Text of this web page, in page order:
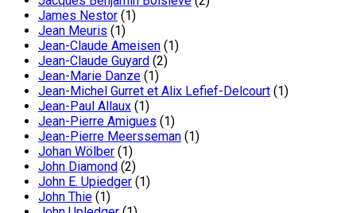
James Nestor (1)
Jean Meuris (1)
Jean-Claude Ameisen (1)
Jean-Claude Guyard (2)
Jean-Marie Danze (1)
Jean-Michel Gurret et Alix Lefief-Delcourt (1)
Jean-Paul Allaux (1)
Jean-Pierre Amigues (1)
Jean-Pierre Meersseman (1)
Johan Wölber (1)
John Diamond (2)
John E. Upiedger (1)
John Thie (1)